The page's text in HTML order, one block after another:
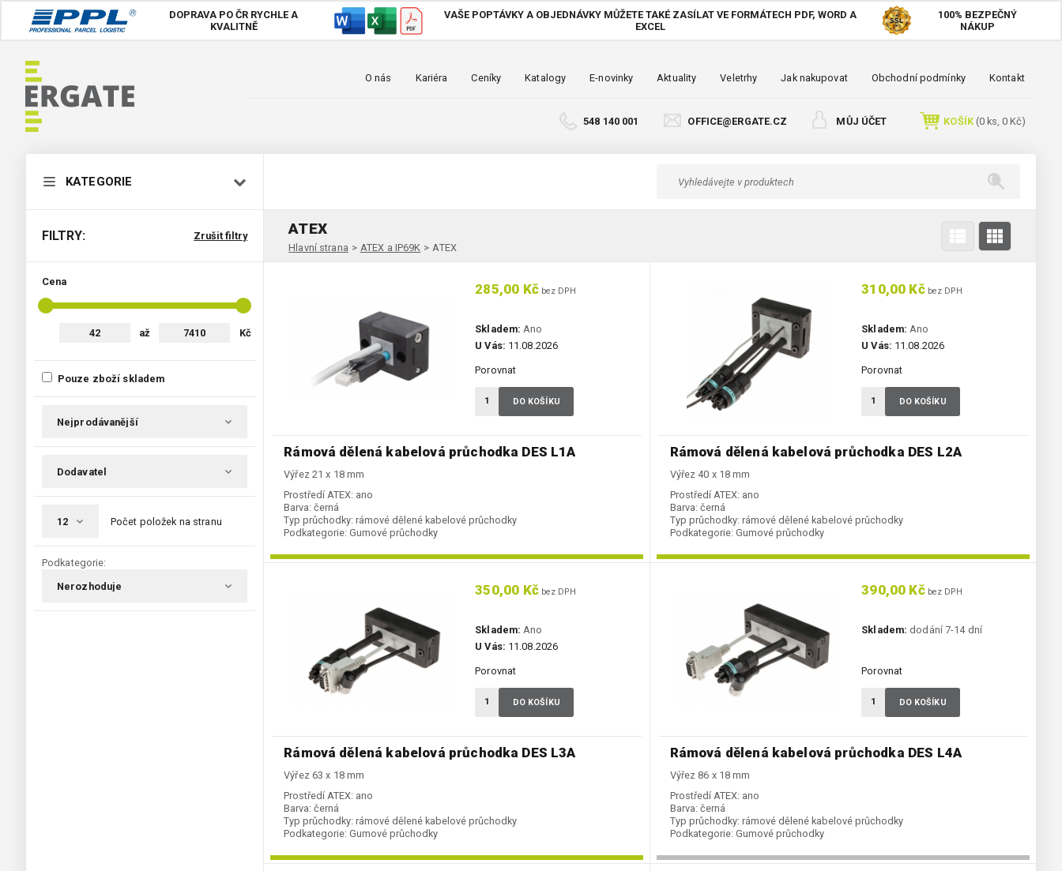
DOPRAVA PO ČR RYCHLE A
KVALITNĚ
VAŠE POPTÁVKY A OBJEDNÁVKY MŮŽETE TAKÉ ZASÍLAT VE FORMÁTECH PDF, WORD A
EXCEL
100% BEZPEČNÝ
NÁKUP
O nás Kariéra Ceníky Katalogy E-novinky Aktuality Veletrhy Jak nakupovat Obchodní podmínky Kontakt
548 140 001 OFFICE@ERGATE.CZ MŮJ ÚČET KOŠÍK(0ks, 0 Kč)
KATEGORIE
FILTRY: Zrušit filtry
Cena
až Kč
Pouze zboží skladem
Počet položek na stranu
Podkategorie:
ATEX
Hlavní strana > ATEX a IP69K > ATEX
Rámová dělená kabelová průchodka DES L1A
Výřez 21 x 18 mm
Prostředí ATEX: ano
Barva: černá
Typ průchodky: rámové dělené kabelové průchodky
Podkategorie: Gumové průchodky
285,00 Kčbez DPH
Skladem: Ano
U Vás: 11.08.2026
Porovnat
DO KOŠÍKU
Rámová dělená kabelová průchodka DES L2A
Výřez 40 x 18 mm
Prostředí ATEX: ano
Barva: černá
Typ průchodky: rámové dělené kabelové průchodky
Podkategorie: Gumové průchodky
310,00 Kčbez DPH
Skladem: Ano
U Vás: 11.08.2026
Porovnat
DO KOŠÍKU
Rámová dělená kabelová průchodka DES L3A
Výřez 63 x 18 mm
Prostředí ATEX: ano
Barva: černá
Typ průchodky: rámové dělené kabelové průchodky
Podkategorie: Gumové průchodky
350,00 Kčbez DPH
Skladem: Ano
U Vás: 11.08.2026
Porovnat
DO KOŠÍKU
Rámová dělená kabelová průchodka DES L4A
Výřez 86 x 18 mm
Prostředí ATEX: ano
Barva: černá
Typ průchodky: rámové dělené kabelové průchodky
Podkategorie: Gumové průchodky
390,00 Kčbez DPH
Skladem: dodání 7-14 dní
Porovnat
DO KOŠÍKU